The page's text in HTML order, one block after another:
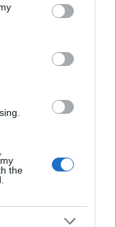
en la
or more Google
including but
You may click to
in below Google
the
las aportaciones...
el PLATECAM por
la inclusión del